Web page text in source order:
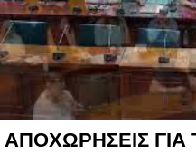
ΑΠΟΧΩΡΗΣΕΙΣ